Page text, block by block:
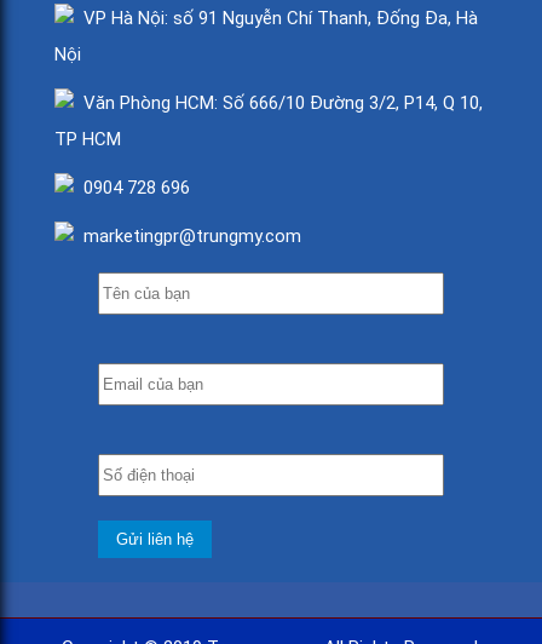
VP Hà Nội: số 91 Nguyễn Chí Thanh, Đống Đa, Hà
Nội
Văn Phòng HCM: Số 666/10 Đường 3/2, P14, Q 10,
TP HCM
0904 728 696
marketingpr@trungmy.com